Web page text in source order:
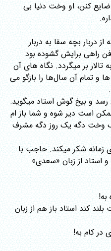
ضایع کنن، او وخت دنیا بی
از دربار بچه سقا به دربار
راهی برایش گشوده بود
تالار بر میگردد. نگاه های آن
و تمام آن سال‌ها را بازگو می
و بیخ گوش استاد میگوید:
است دیر شوه و شما باز ام
وخت دگه یک روز دگه مشرف
زمانه شکر میکند. حاجب با
از زبان «سعدی»
کند استاد باز هم از زبان
در کام به!